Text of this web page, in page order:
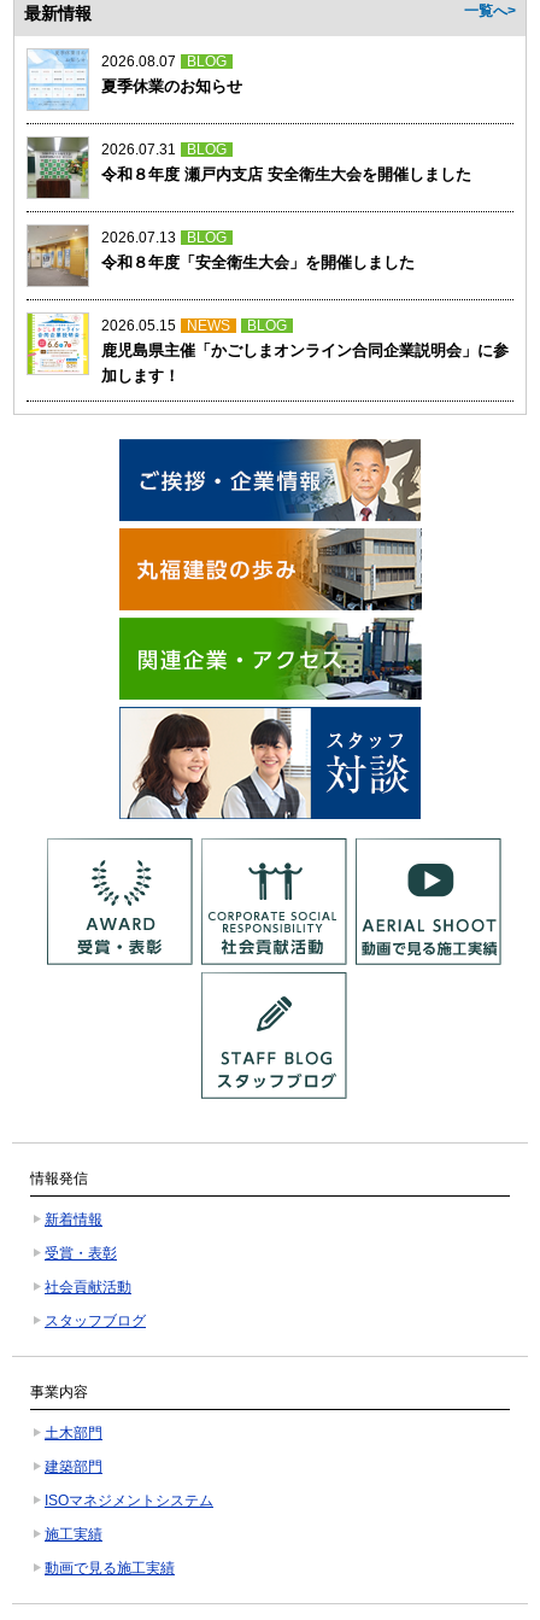
最新情報 一覧へ>
2026.08.07 BLOG
夏季休業のお知らせ
2026.07.31 BLOG
令和８年度 瀬戸内支店 安全衛生大会を開催しました
2026.07.13 BLOG
令和８年度「安全衛生大会」を開催しました
2026.05.15 NEWS BLOG
鹿児島県主催「かごしまオンライン合同企業説明会」に参
加します！
情報発信
新着情報
受賞・表彰
社会貢献活動
スタッフブログ
事業内容
土木部門
建築部門
ISOマネジメントシステム
施工実績
動画で見る施工実績